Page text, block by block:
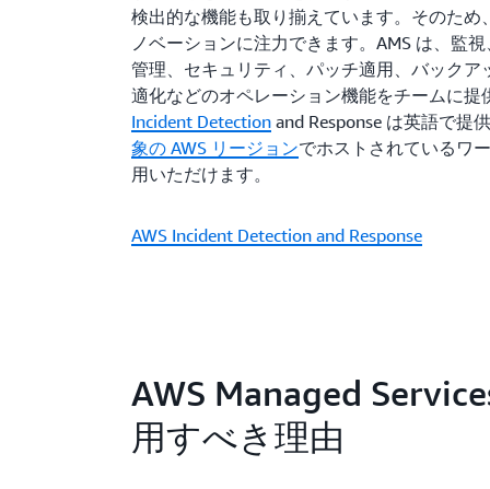
検出的な機能も取り揃えています。そのため
ノベーションに注力できます。AMS は、監
管理、セキュリティ、パッチ適用、バックア
適化などのオペレーション機能をチームに提
Incident Detection and Response は英語で提
象の AWS リージョンでホストされているワ
用いただけます。
AWS Incident Detection and Response
AWS Managed
用すべき理由